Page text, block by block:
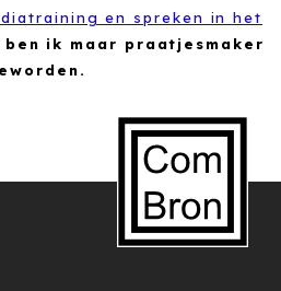
en spreken in het
ben ik maar praatjesmaker